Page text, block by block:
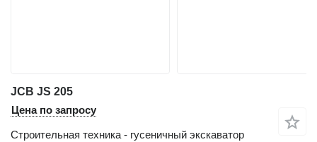
JCB JS 205
Цена по запросу
Строительная техника - гусеничный экскаватор